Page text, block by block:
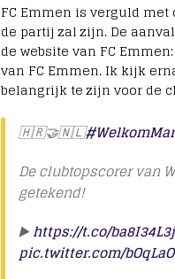
FC Emmen is verguld
de partij zal zijn. De
de website van FC
van FC Emmen. Ik kijk
belangrijk te zijn voor de
🇭🇷🤝🇳🇱
De clubtopscorer van
getekend!
▶️https://t.co/
pic.twitter.com/